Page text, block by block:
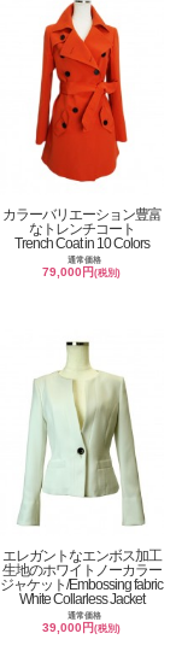
カラーバリエーション豊富
なトレンチコート
Trench Coat in 10 Colors
通常価格
79,000円(税別)
エレガントなエンボス加工
生地のホワイトノーカラー
ジャケット/Embossing fabric
White Collarless Jacket
通常価格
39,000円(税別)